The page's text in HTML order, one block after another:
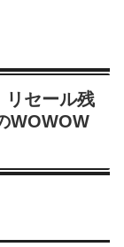
セール残
WOWOW